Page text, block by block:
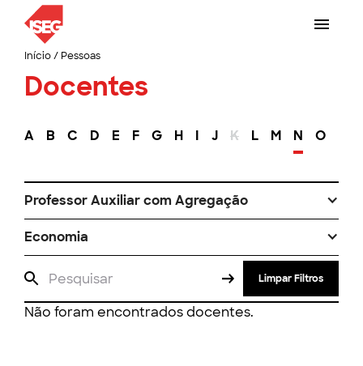
Início/ Pessoas
Docentes
A B C D E F G H I J K L M N O
Professor Auxiliar com Agregação
Economia
Limpar Filtros
Não foram encontrados docentes.